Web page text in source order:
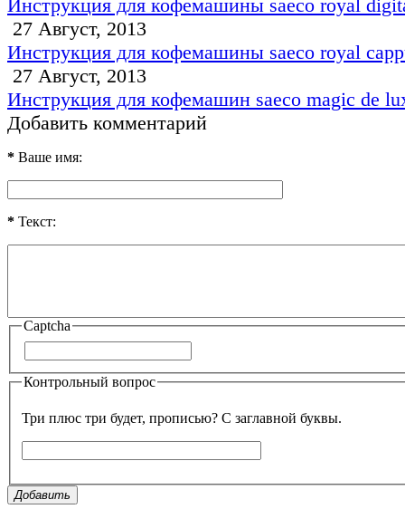
Инструкция для кофемашины saeco royal
27 Август, 2013
Инструкция для кофемашины saeco royal
27 Август, 2013
Инструкция для кофемашин saeco magic de
Добавить комментарий
* Ваше имя:
* Текст:
Captcha
Контрольный вопрос
Три плюс три будет, прописью? С заглавной буквы.
Добавить